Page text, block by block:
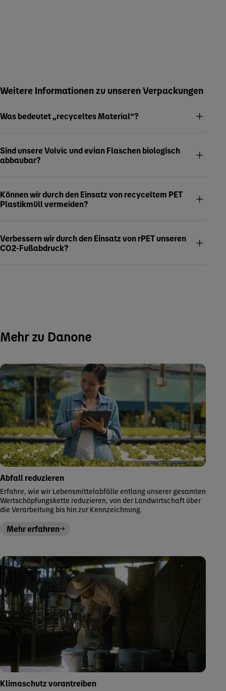
Weitere Informationen zu unseren Verpackungen
Was bedeutet „recyceltes Material“?
Sind unsere Volvic und evian Flaschen biologisch
abbaubar?
Können wir durch den Einsatz von recyceltem PET
Plastikmüll vermeiden?
Verbessern wir durch den Einsatz von rPET unseren
CO2-Fußabdruck?
Mehr zu Danone
Abfall reduzieren
Erfahre, wie wir Lebensmittelabfälle entlang unserer gesamten
Wertschöpfungskette reduzieren, von der Landwirtschaft über
die Verarbeitung bis hin zur Kennzeichnung.
Mehr erfahren
Klimaschutz vorantreiben